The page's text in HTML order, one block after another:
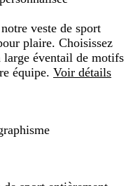
et
pour
zoomer
et
les
pour
faire
et
pour
zoomer
et
les
et
les
veste de sport
plaire. Choisissez
éventail de motifs
équipe. Voir détails